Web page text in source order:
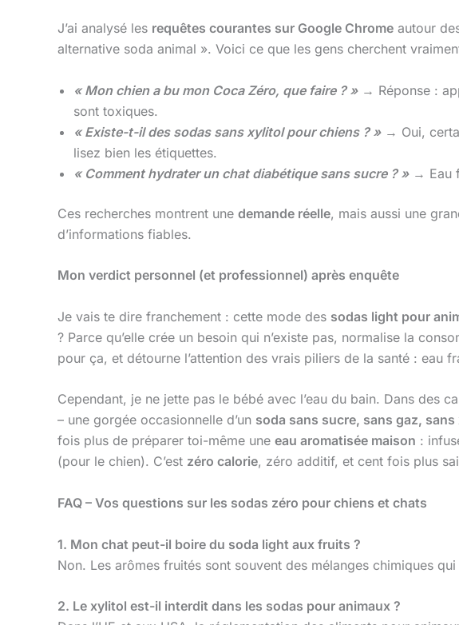
J’ai analysé les requêtes courantes sur Google Chrome autour
alternative soda animal ». Voici ce que les gens cherchent
« Mon chien a bu mon Coca Zéro, que faire ? »→ Réponse :
sont toxiques.
« Existe-t-il des sodas sans xylitol pour chiens ? »→ Oui,
lisez bien les étiquettes.
« Comment hydrater un chat diabétique sans sucre ? »→ Eau
Ces recherches montrent une demande réelle, mais aussi une
d’informations fiables.
Mon verdict personnel (et professionnel) après enquête
Je vais te dire franchement : cette mode des sodas light pour
? Parce qu’elle crée un besoin qui n’existe pas, normalise la
pour ça, et détourne l’attention des vrais piliers de la santé : eau
Cependant, je ne jette pas le bébé avec l’eau du bain. Dans des
– une gorgée occasionnelle d’un soda sans sucre, sans gaz,
fois plus de préparer toi-même une eau aromatisée maison :
(pour le chien). C’est zéro calorie, zéro additif, et cent fois plus
FAQ – Vos questions sur les sodas zéro pour chiens et chats
1. Mon chat peut-il boire du soda light aux fruits ?
Non. Les arômes fruités sont souvent des mélanges chimiques
2. Le xylitol est-il interdit dans les sodas pour animaux ?